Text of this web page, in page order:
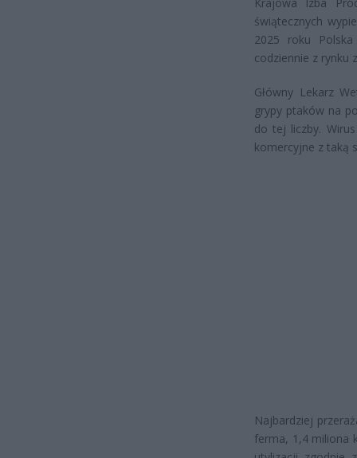
świątecznych
2025 roku
codziennie z rynku
Główny Lekarz
grypy ptaków na
do tej liczby.
komercyjne z taką
Najbardziej
ferma, 1,4 miliona